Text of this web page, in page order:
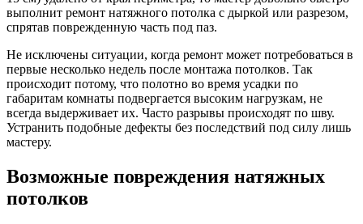
выполнит ремонт натяжного потолка с дыркой или разрезом,
спрятав поврежденную часть под паз.
Не исключены ситуации, когда ремонт может потребоваться в
первые несколько недель после монтажа потолков. Так
происходит потому, что полотно во время усадки по
габаритам комнаты подвергается высоким нагрузкам, не
всегда выдерживает их. Часто разрывы происходят по шву.
Устранить подобные дефекты без последствий под силу лишь
мастеру.
Возможные повреждения натяжных
потолков